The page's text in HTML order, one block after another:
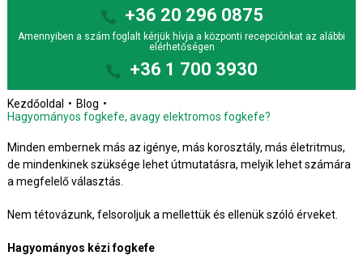
+36 20 296 0875
Amennyiben a szám foglalt kérjük hívja a központi recepciónkat az alábbi
elérhetőségen
+36 1 700 3930
Kezdőoldal
Blog
Hagyományos fogkefe, avagy elektromos fogkefe?
Minden embernek más az igénye, más korosztály, más életritmus,
de mindenkinek szüksége lehet útmutatásra, melyik lehet számára
a megfelelő választás.
Nem tétovázunk, felsoroljuk a mellettük és ellenük szóló érveket.
Hagyományos kézi fogkefe